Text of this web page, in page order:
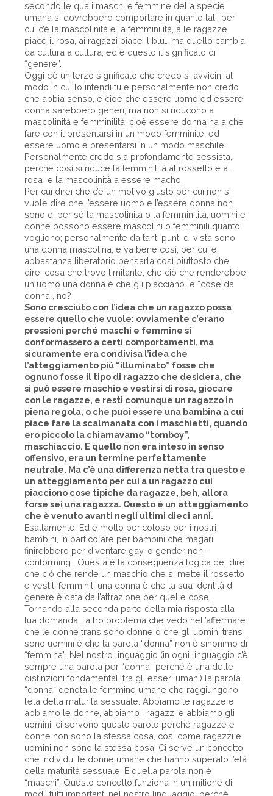
secondo le quali maschi e femmine della specie
umana si dovrebbero comportare in quanto tali, per
cui c’è la mascolinità e la femminilità, alle ragazze
piace il rosa, ai ragazzi piace il blu… ma quello cambia
da cultura a cultura, ed è questo il significato di
“genere”.
Oggi c’è un terzo significato che credo si avvicini al
modo in cui lo intendi tu e personalmente non credo
che abbia senso, e cioè che essere uomo ed essere
donna sarebbero generi, ma non si riducono a
mascolinità e femminilità, cioè essere donna ha a che
fare con il presentarsi in un modo femminile, ed
essere uomo è presentarsi in un modo maschile.
Personalmente credo sia profondamente sessista,
perché così si riduce la femminilità al rossetto e al
rosa e la mascolinità a essere macho.
Per cui direi che c’è un motivo giusto per cui non si
vuole dire che l’essere uomo e l’essere donna non
sono di per sé la mascolinità o la femminilità; uomini e
donne possono essere mascolini o femminili quanto
vogliono; personalmente da tanti punti di vista sono
una donna mascolina, e va bene così, per cui è
abbastanza liberatorio pensarla così piuttosto che
dire, cosa che trovo limitante, che ciò che renderebbe
un uomo una donna è che gli piacciano le “cose da
donna”, no?
Sono cresciuto con l’idea che un ragazzo possa
essere quello che vuole: ovviamente c’erano
pressioni perché maschi e femmine si
conformassero a certi comportamenti, ma
sicuramente era condivisa l’idea che
l’atteggiamento più “illuminato” fosse che
ognuno fosse il tipo di ragazzo che desidera, che
si può essere maschio e vestirsi di rosa, giocare
con le ragazze, e resti comunque un ragazzo in
piena regola, o che puoi essere una bambina a cui
piace fare la scalmanata con i maschietti, quando
ero piccolo la chiamavamo “tomboy”,
maschiaccio. E quello non era inteso in senso
offensivo, era un termine perfettamente
neutrale. Ma c’è una differenza netta tra questo e
un atteggiamento per cui a un ragazzo cui
piacciono cose tipiche da ragazze, beh, allora
forse sei una ragazza. Questo è un atteggiamento
che è venuto avanti negli ultimi dieci anni.
Esattamente. Ed è molto pericoloso per i nostri
bambini, in particolare per bambini che magari
finirebbero per diventare gay, o gender non-
conforming… Questa è la conseguenza logica del dire
che ciò che rende un maschio che si mette il rossetto
e vestiti femminili una donna è che la sua identità di
genere è data dall’attrazione per quelle cose.
Tornando alla seconda parte della mia risposta alla
tua domanda, l’altro problema che vedo nell’affermare
che le donne trans sono donne o che gli uomini trans
sono uomini è che la parola “donna” non è sinonimo di
“femmina”. Nel nostro linguaggio (in ogni linguaggio c’è
sempre una parola per “donna” perché è una delle
distinzioni fondamentali tra gli esseri umani) la parola
“donna” denota le femmine umane che raggiungono
l’età della maturità sessuale. Abbiamo le ragazze e
abbiamo le donne, abbiamo i ragazzi e abbiamo gli
uomini; ci servono queste parole perché ragazze e
donne non sono la stessa cosa, così come ragazzi e
uomini non sono la stessa cosa. Ci serve un concetto
che individui le donne umane che hanno superato l’età
della maturità sessuale. E quella parola non è
“maschi”. Questo concetto funziona in un milione di
modi, tutti importanti nel nostro linguaggio, perché